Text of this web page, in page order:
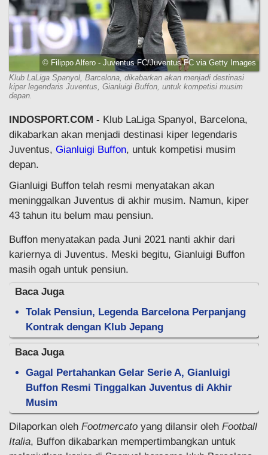
© Filippo Alfero - Juventus FC/Juventus FC via Getty Images
Klub LaLiga Spanyol, Barcelona, dikabarkan akan menjadi destinasi
kiper legendaris Juventus, Gianluigi Buffon, untuk kompetisi musim
depan.
INDOSPORT.COM - Klub LaLiga Spanyol, Barcelona,
dikabarkan akan menjadi destinasi kiper legendaris
Juventus, Gianluigi Buffon, untuk kompetisi musim
depan.
Gianluigi Buffon telah resmi menyatakan akan
meninggalkan Juventus di akhir musim. Namun, kiper
43 tahun itu belum mau pensiun.
Buffon menyatakan pada Juni 2021 nanti akhir dari
kariernya di Juventus. Meski begitu, Gianluigi Buffon
masih ogah untuk pensiun.
Baca Juga
Tolak Pensiun, Legenda Barcelona Perpanjang
Kontrak dengan Klub Jepang
Baca Juga
Gagal Pertahankan Gelar Serie A, Gianluigi
Buffon Resmi Tinggalkan Juventus di Akhir
Musim
Dilaporkan oleh Footmercato yang dilansir oleh Football
Italia, Buffon dikabarkan mempertimbangkan untuk